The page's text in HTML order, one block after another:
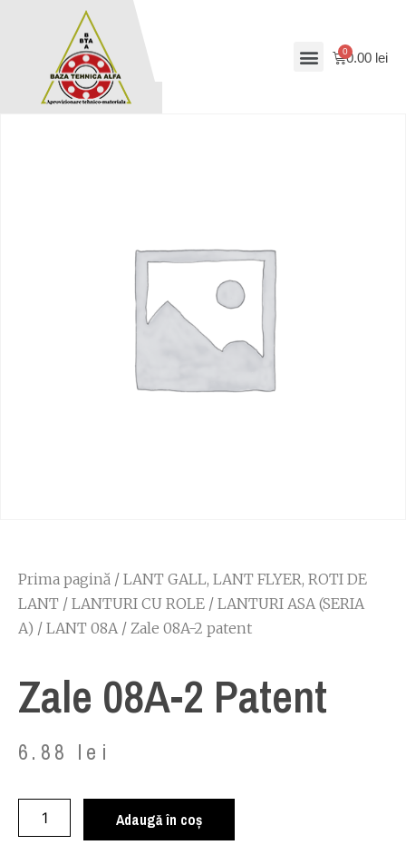
0.00 lei
Prima pagină / LANT GALL, LANT FLYER, ROTI DE
LANT / LANTURI CU ROLE / LANTURI ASA (SERIA
A) / LANT 08A/ Zale 08A-2 patent
Zale 08A-2 Patent
6.88 lei
Adaugă în coș